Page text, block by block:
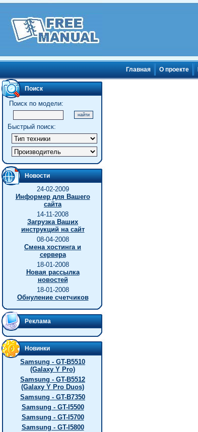
Главная О проекте
Поиск
Поиск по модели:
Быстрый поиск:
Новости
24-02-2009
Информер для Вашего
сайта
14-11-2008
Загрузка Ваших
инструкций на сайт
08-04-2008
Смена хостинга и
сервера
18-01-2008
Новая рассылка
новостей
18-01-2008
Обнуление счетчиков
Реклама
Новинки
Samsung - GT-B5510
(Galaxy Y Pro)
Samsung - GT-B5512
(Galaxy Y Pro Duos)
Samsung - GT-B7350
Samsung - GT-I5500
Samsung - GT-I5700
Samsung - GT-I5800